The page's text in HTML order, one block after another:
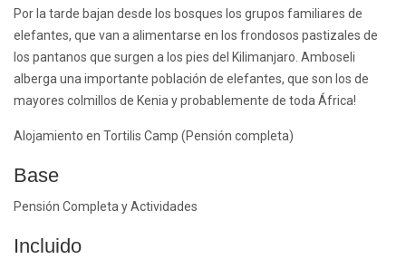
Por la tarde bajan desde los bosques los grupos familiares de
elefantes, que van a alimentarse en los frondosos pastizales de
los pantanos que surgen a los pies del Kilimanjaro. Amboseli
alberga una importante población de elefantes, que son los de
mayores colmillos de Kenia y probablemente de toda África!
Alojamiento en Tortilis Camp (Pensión completa)
Base
Pensión Completa y Actividades
Incluido